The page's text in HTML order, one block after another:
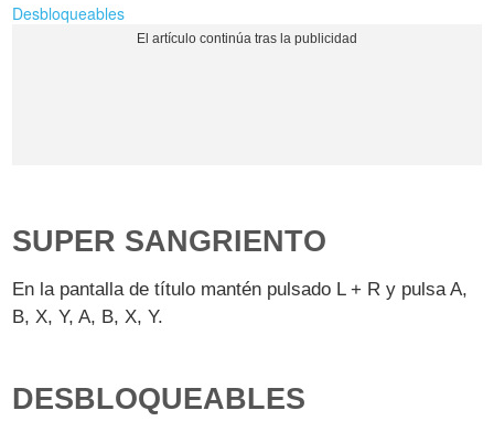
Desbloqueables
SUPER SANGRIENTO
En la pantalla de título mantén pulsado L + R y pulsa A,
B, X, Y, A, B, X, Y.
DESBLOQUEABLES